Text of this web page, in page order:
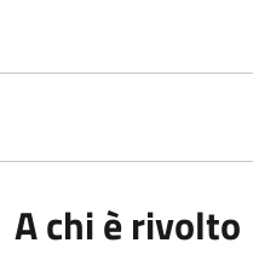
A chi è rivolto